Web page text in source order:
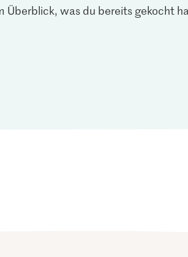
Überblick, was du bereits gekocht